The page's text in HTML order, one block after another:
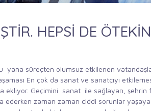
HEPSİ DE
yana süreçten olumsuz etkilenen
En çok da sanat ve sanatçıyı
ekliyor. Geçimini sanat ile sağlayan, şehrin
ederken zaman zaman ciddi sorunlar